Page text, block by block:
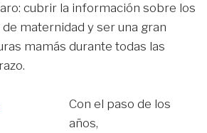
cubrir la información sobre los
maternidad y ser una gran
mamás durante todas las
Con el paso de los
años,